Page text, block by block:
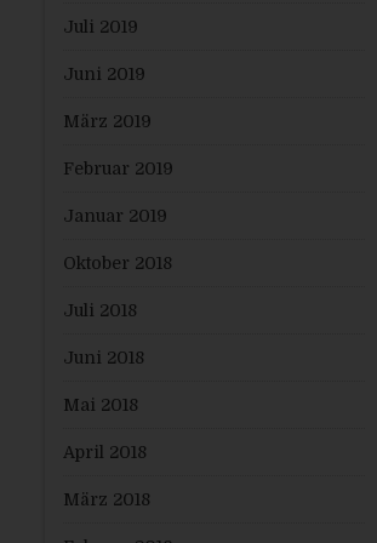
Juli 2019
Juni 2019
März 2019
Februar 2019
Januar 2019
Oktober 2018
Juli 2018
Juni 2018
Mai 2018
April 2018
März 2018